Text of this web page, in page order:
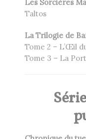
Les Sorcières
Taltos
La Trilogie de
Tome 2 – L’Œil
Tome 3 – La